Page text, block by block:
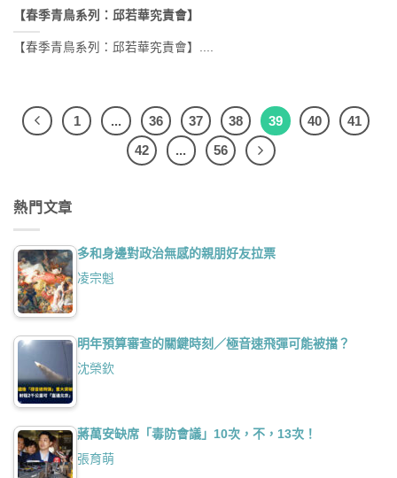
【春季青鳥系列：邱若華究責會】
【春季青鳥系列：邱若華究責會】....
1 ... 36 37 38 39 40
41
42
... 56
熱門文章
多和身邊對政治無感的親朋好友拉票
凌宗魁
明年預算審查的關鍵時刻／極音速飛彈可能被擋？
沈榮欽
蔣萬安缺席「毒防會議」10次，不，13次！
張育萌